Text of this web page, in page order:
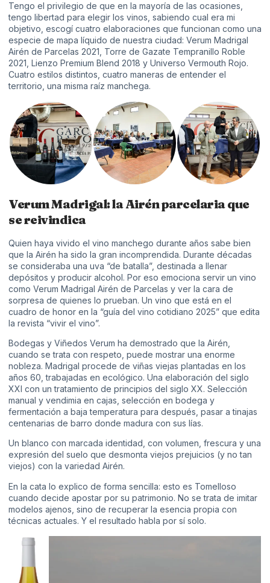
Tengo el privilegio de que en la mayoría de las ocasiones,
tengo libertad para elegir los vinos, sabiendo cual era mi
objetivo, escogí cuatro elaboraciones que funcionan como una
especie de mapa líquido de nuestra ciudad: Verum Madrigal
Airén de Parcelas 2021, Torre de Gazate Tempranillo Roble
2021, Lienzo Premium Blend 2018 y Universo Vermouth Rojo.
Cuatro estilos distintos, cuatro maneras de entender el
territorio, una misma raíz manchega.
Verum Madrigal: la Airén parcelaria que
se reivindica
Quien haya vivido el vino manchego durante años sabe bien
que la Airén ha sido la gran incomprendida. Durante décadas
se consideraba una uva “de batalla”, destinada a llenar
depósitos y producir alcohol. Por eso emociona servir un vino
como Verum Madrigal Airén de Parcelas y ver la cara de
sorpresa de quienes lo prueban. Un vino que está en el
cuadro de honor en la “guía del vino cotidiano 2025” que edita
la revista “vivir el vino”.
Bodegas y Viñedos Verum ha demostrado que la Airén,
cuando se trata con respeto, puede mostrar una enorme
nobleza. Madrigal procede de viñas viejas plantadas en los
años 60, trabajadas en ecológico. Una elaboración del siglo
XXI con un tratamiento de principios del siglo XX. Selección
manual y vendimia en cajas, selección en bodega y
fermentación a baja temperatura para después, pasar a tinajas
centenarias de barro donde madura con sus lías.
Un blanco con marcada identidad, con volumen, frescura y una
expresión del suelo que desmonta viejos prejuicios (y no tan
viejos) con la variedad Airén.
En la cata lo explico de forma sencilla: esto es Tomelloso
cuando decide apostar por su patrimonio. No se trata de imitar
modelos ajenos, sino de recuperar la esencia propia con
técnicas actuales. Y el resultado habla por sí solo.